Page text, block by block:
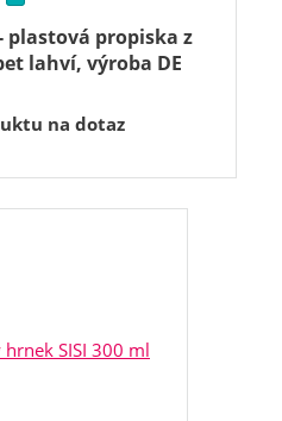
- plastová propiska z
lahví, výroba DE
na dotaz